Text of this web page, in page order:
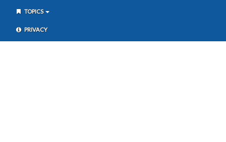
TOPICS
PRIVACY